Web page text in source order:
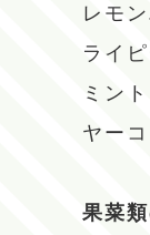
レモ
ライ
ミント
ヤー
果菜